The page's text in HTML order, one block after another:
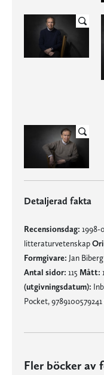
Detaljerad fakta
Recensionsdag: 1998-
litteraturvetenskap
Formgivare: Jan Biberg
Antal sidor: 115 Mått:
(utgivningsdatum):
Pocket,
Fler böcker av